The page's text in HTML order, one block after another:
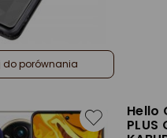
porównania
Hello
PLUS